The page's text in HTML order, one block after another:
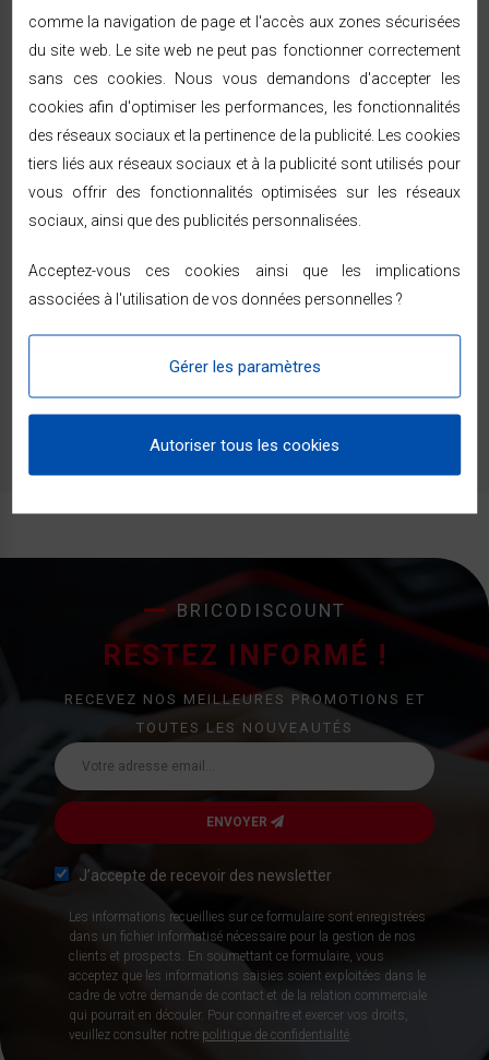
GEODIS, partout en France métropolitaine.
Vous êtes prévenu par SMS ou e-mail à chaque
étape de l'expédition.
14 jours pour changer d'avisà compter de la
réception — voir les modalités dans les
conditions
Paiement sécurisé (SSL, 3D Secure) — CB, PayPal,
ou en 2, 3 et 4 fois sans frais dès 99 € avec Alma.
Aucun avis n'a été publié pour le moment.
BRICODISCOUNT
RESTEZ INFORMÉ !
RECEVEZ NOS MEILLEURES PROMOTIONS ET
TOUTES LES NOUVEAUTÉS
ENVOYER
J’accepte de recevoir des newsletter
Les informations recueillies sur ce formulaire sont enregistrées
dans un fichier informatisé nécessaire pour la gestion de nos
clients et prospects. En soumettant ce formulaire, vous
acceptez que les informations saisies soient exploitées dans le
cadre de votre demande de contact et de la relation commerciale
qui pourrait en découler. Pour connaitre et exercer vos droits,
veuillez consulter notre politique de confidentialité
comme la navigation de page et l'accès aux zones sécurisées
du site web. Le site web ne peut pas fonctionner correctement
sans ces cookies. Nous vous demandons d'accepter les
cookies afin d'optimiser les performances, les fonctionnalités
des réseaux sociaux et la pertinence de la publicité. Les cookies
tiers liés aux réseaux sociaux et à la publicité sont utilisés pour
vous offrir des fonctionnalités optimisées sur les réseaux
sociaux, ainsi que des publicités personnalisées.
Acceptez-vous ces cookies ainsi que les implications
associées à l'utilisation de vos données personnelles ?
Gérer les paramètres
Autoriser tous les cookies